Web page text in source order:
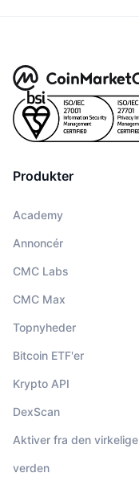
Produkter
Academy
Annoncér
CMC Labs
CMC Max
Topnyheder
Bitcoin ETF'er
Krypto API
DexScan
Aktiver fra den virkelige
verden